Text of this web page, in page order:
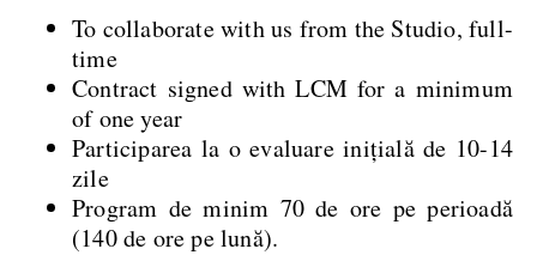
To collaborate with us from the Studio, full-
time
Contract signed with LCM for a minimum
of one year
Participarea la o evaluare inițială de 10-14
zile
Program de minim 70 de ore pe perioadă
(140 de ore pe lună).